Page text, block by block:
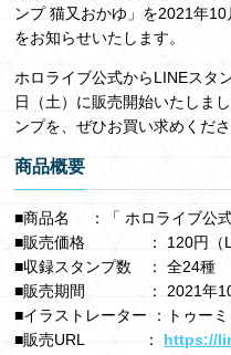
ンプ 猫又おかゆ」を2021年
をお知らせいたします。
ホロライブ公式からLINEスタ
日（土）に販売開始いたしま
ンプを、ぜひお買い求めくださ
商品概要
■商品名 ：「 ホロライブ公式
■販売価格 ： 120円（
■収録スタンプ数 ： 全24種
■販売期間 ： 2021年10
■イラストレーター ：トゥー
■販売URL ： https://